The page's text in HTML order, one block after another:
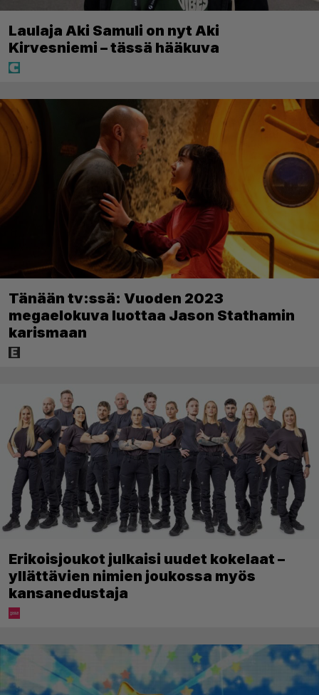
Laulaja Aki Samuli on nyt Aki
Kirvesniemi – tässä hääkuva
Tänään tv:ssä: Vuoden 2023
megaelokuva luottaa Jason Stathamin
karismaan
Erikoisjoukot julkaisi uudet kokelaat –
yllättävien nimien joukossa myös
kansanedustaja